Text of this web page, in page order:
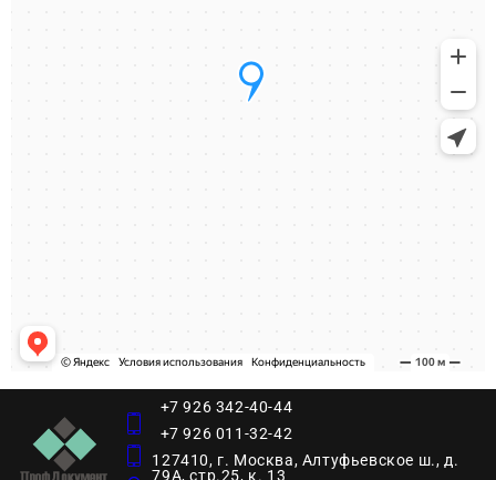
+7 926 342-40-44
+7 926 011-32-42
127410, г. Москва, Алтуфьевское ш., д.
79А, стр.25, к. 13​